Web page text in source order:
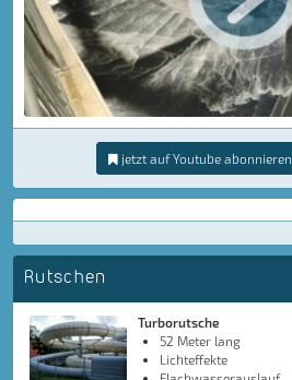
jetzt auf Youtube abonnieren
Rutschen
Turborutsche
52 Meter lang
Lichteffekte